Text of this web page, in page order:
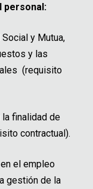
personal:
y Mutua,
y las
(requisito
finalidad de
contractual).
el empleo
gestión de la